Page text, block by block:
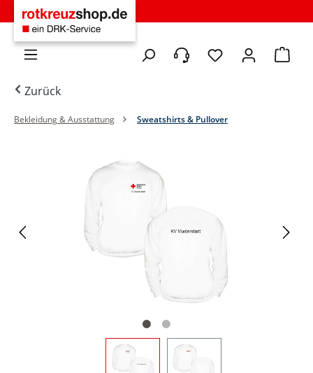
Zum Hauptinhalt springen
Du hast 0
Zurück
Bekleidung & Ausstattung Sweatshirts & Pullover
Bildergalerie überspringen